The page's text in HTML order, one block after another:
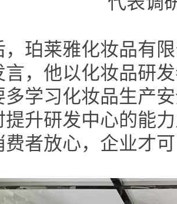
，珀莱雅化妆品有
言，他以化妆品研
多学习化妆品生产
提升研发中心的能
费者放心，企业才